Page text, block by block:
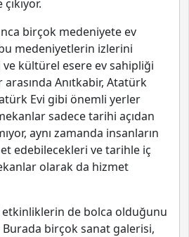
birçok medeniyete ev
medeniyetlerin izlerini
kültürel esere ev sahipliği
arasında Anıtkabir, Atatürk
Evi gibi önemli yerler
sadece tarihi açıdan
aynı zamanda insanların
edebilecekleri ve tarihle iç
olarak da hizmet
etkinliklerin de bolca olduğunu
birçok sanat galerisi,